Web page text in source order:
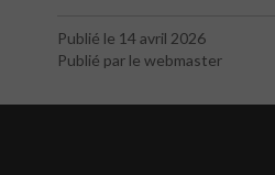
Publié le 14 avril 2026
Publié par le webmaster